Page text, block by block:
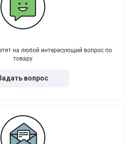
на любой интересующий вопрос по
товару
вопрос